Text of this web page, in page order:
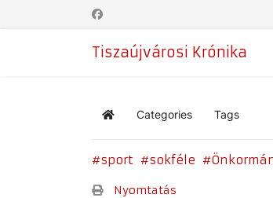
Tiszaújvárosi Krónika
Home Categories Tags
sport sokféle
Nyomtatás